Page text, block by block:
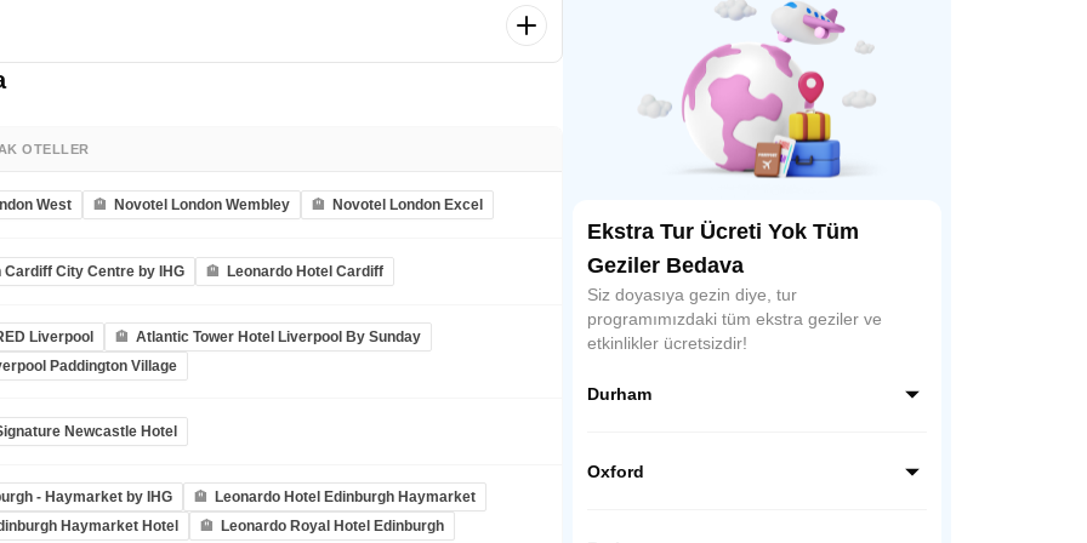
otelimizde.Trinity College, Temple Bar Bölgesi, St. Patrick Katedrali, Dublin
kalan kısmı için serbest zaman. Dileyen misafirler alışveriş
geçirebilir. Belirlenen saatte havalimanına transfer. Dublin – İstanbul
görüşmek dileğiyle!
OTELLER
West Novotel London Wembley Novotel London Excel
Cardiff City Centre by IHG Leonardo Hotel Cardiff
Liverpool
Atlantic Tower Hotel Liverpool By Sunday
Paddington Village
Newcastle Hotel
- Haymarket by IHG
Leonardo Hotel Edinburgh Haymarket
Haymarket Hotel
Leonardo Royal Hotel Edinburgh
Ekstra Tur Ücreti Yok Tüm
Geziler Bedava
Siz doyasıya gezin diye, tur
programımızdaki tüm ekstra geziler ve
etkinlikler ücretsizdir!
Durham
Kontluğu" içinde bir şehir bölgesi olan
Oxford